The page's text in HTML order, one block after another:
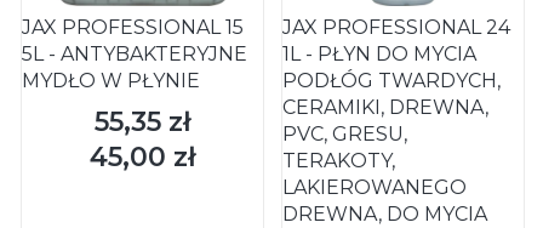
JAX PROFESSIONAL 15
5L - ANTYBAKTERYJNE
MYDŁO W PŁYNIE
Cena
55,35 zł
Cena
45,00 zł
JAX PROFESSIONAL 24
1L - PŁYN DO MYCIA
PODŁÓG TWARDYCH,
CERAMIKI, DREWNA,
PVC, GRESU,
TERAKOTY,
LAKIEROWANEGO
DREWNA, DO MYCIA